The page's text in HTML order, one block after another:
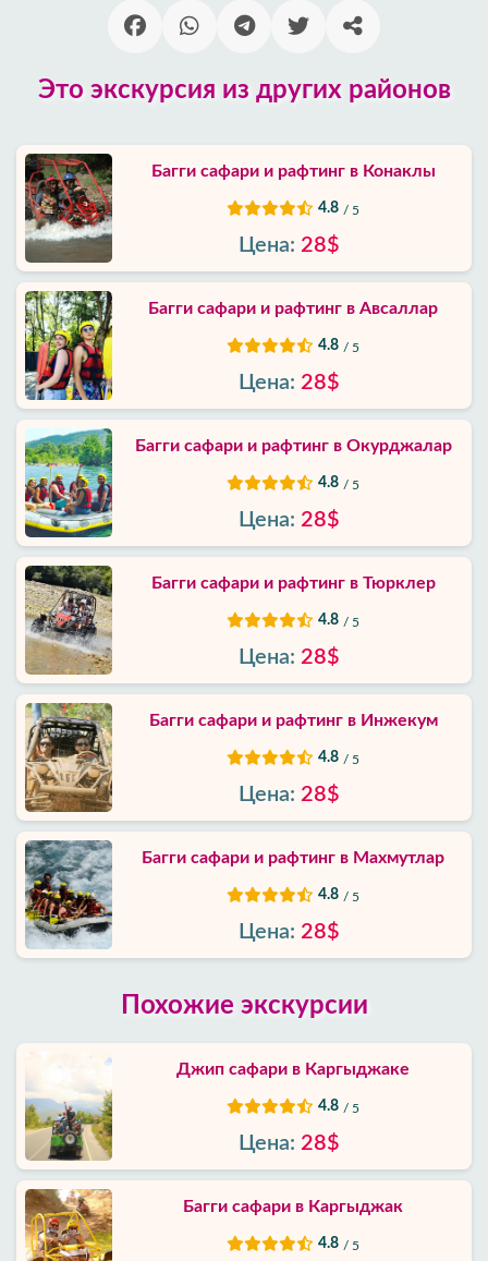
отзывы
нас
Услуги
Условия
положения
Политика
приватности
Контакты
Это экскурсия из других районов
Багги сафари и рафтинг в Конаклы
4.8 / 5
Цена: 28$
Багги сафари и рафтинг в Авсаллар
4.8 / 5
Цена: 28$
Багги сафари и рафтинг в Окурджалар
4.8 / 5
Цена: 28$
Багги сафари и рафтинг в Тюрклер
4.8 / 5
Цена: 28$
Багги сафари и рафтинг в Инжекум
4.8 / 5
Цена: 28$
Багги сафари и рафтинг в Махмутлар
4.8 / 5
Цена: 28$
Похожие экскурсии
Джип сафари в Каргыджак‎е
4.8 / 5
Цена: 28$
Багги сафари в Каргыджак‎
4.8 / 5